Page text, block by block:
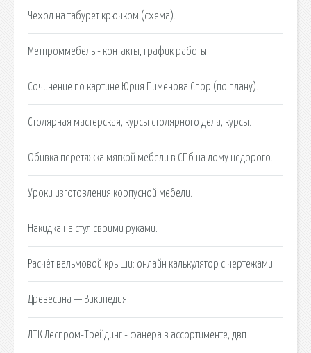
Чехол на табурет крючком (схема).
Метпроммебель - контакты, график работы.
Сочинение по картине Юрия Пименова Спор (по плану).
Столярная мастерская, курсы столярного дела, курсы.
Обивка перетяжка мягкой мебели в СПб на дому недорого.
Уроки изготовления корпусной мебели.
Накидка на стул своими руками.
Расчёт вальмовой крыши: онлайн калькулятор с чертежами.
Древесина — Википедия.
ЛТК Леспром-Трейдинг - фанера в ассортименте, двп